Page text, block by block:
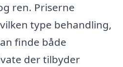
ren. Priserne
type behandling,
finde både
der tilbyder